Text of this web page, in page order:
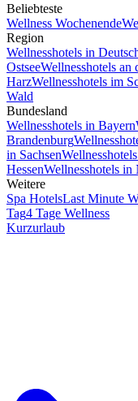
Beliebteste
Wellness Wochenende
Region
Wellnesshotels in
OstseeWellnesshotels an
HarzWellnesshotels im
Wald
Bundesland
Wellnesshotels in Bayern
Brandenburg
in Sachsen
HessenWellnesshotels in
Weitere
Spa HotelsLast Minute
Tag4 Tage Wellness
Kurzurlaub